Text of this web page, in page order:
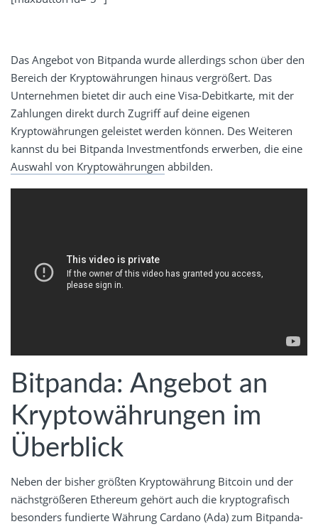
Das Angebot von Bitpanda wurde allerdings schon über den
Bereich der Kryptowährungen hinaus vergrößert. Das
Unternehmen bietet dir auch eine Visa-Debitkarte, mit der
Zahlungen direkt durch Zugriff auf deine eigenen
Kryptowährungen geleistet werden können. Des Weiteren
kannst du bei Bitpanda Investmentfonds erwerben, die eine
Auswahl von Kryptowährungen abbilden.
Bitpanda: Angebot an
Kryptowährungen im
Überblick
Neben der bisher größten Kryptowährung Bitcoin und der
nächstgrößeren Ethereum gehört auch die kryptografisch
besonders fundierte Währung Cardano (Ada) zum Bitpanda-